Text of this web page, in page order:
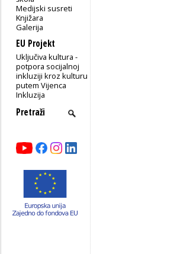
Medijski susreti
Knjižara
Galerija
EU Projekt
Uključiva kultura -
potpora socijalnoj
inkluziji kroz kulturu
putem Vijenca
Inkluzija